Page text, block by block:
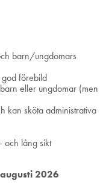
barn/ungdomars
förebild
eller ungdomar (men
kan sköta administrativa
och lång sikt
2026